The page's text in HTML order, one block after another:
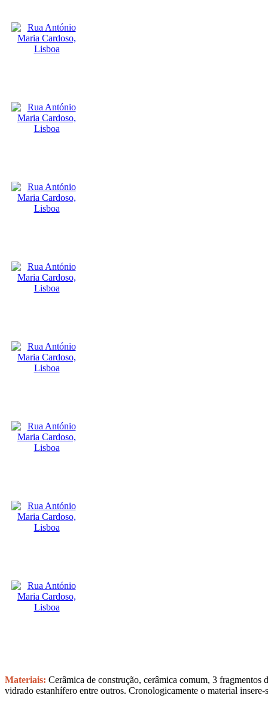
Materiais: Cerâmica de construção, cerâmica comum, 3 fragmentos
vidrado estanhífero entre outros. Cronologicamente o material insere-